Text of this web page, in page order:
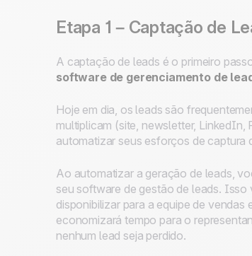
Etapa 1 – Captação de
A captação de leads é o primeiro
software de gerenciamento de
Hoje em dia, os leads são
multiplicam (site, newsletter,
automatizar seus esforços de captura
Ao automatizar a geração de leads,
seu software de gestão de leads. Isso
disponibilizar para a equipe de
economizará tempo para o
nenhum lead seja perdido.